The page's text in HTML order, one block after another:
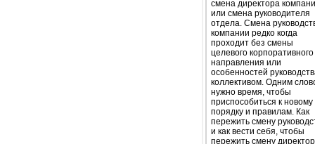
смена директора
или смена руководителя
отдела. Смена
компании редко когда
проходит без смены
целевого корпоративного
направления или
особенностей
коллективом. Одним
нужно время, чтобы
приспособиться к новому
порядку и правилам. Как
пережить смену
и как вести себя, чтобы
пережить смену